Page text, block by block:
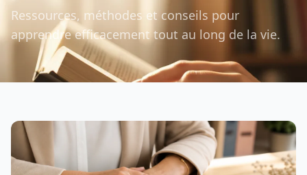
Ressources, méthodes et conseils pour
apprendre efficacement tout au long de la vie.